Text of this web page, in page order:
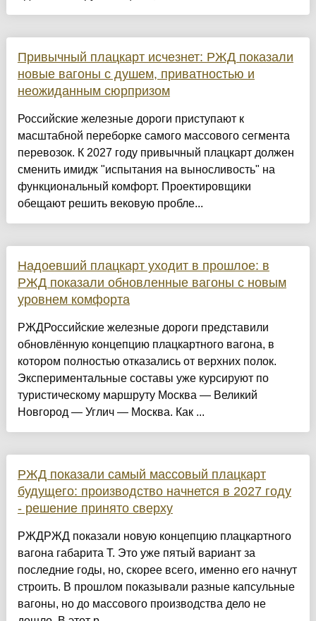
Привычный плацкарт исчезнет: РЖД показали
новые вагоны с душем, приватностью и
неожиданным сюрпризом
Российские железные дороги приступают к
масштабной переборке самого массового сегмента
перевозок. К 2027 году привычный плацкарт должен
сменить имидж "испытания на выносливость" на
функциональный комфорт. Проектировщики
обещают решить вековую пробле...
Надоевший плацкарт уходит в прошлое: в
РЖД показали обновленные вагоны с новым
уровнем комфорта
РЖДРоссийские железные дороги представили
обновлённую концепцию плацкартного вагона, в
котором полностью отказались от верхних полок.
Экспериментальные составы уже курсируют по
туристическому маршруту Москва — Великий
Новгород — Углич — Москва. Как ...
РЖД показали самый массовый плацкарт
будущего: производство начнется в 2027 году
- решение принято сверху
РЖДРЖД показали новую концепцию плацкартного
вагона габарита Т. Это уже пятый вариант за
последние годы, но, скорее всего, именно его начнут
строить. В прошлом показывали разные капсульные
вагоны, но до массового производства дело не